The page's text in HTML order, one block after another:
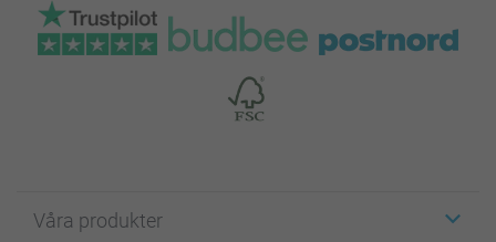
Våra produkter